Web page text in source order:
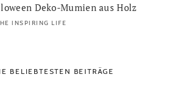
Deko-Mumien aus Holz
INSPIRING LIFE
BELIEBTESTEN BEITRÄGE